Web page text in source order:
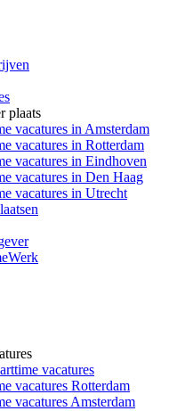
plaats
vacatures in Amsterdam
vacatures in Rotterdam
vacatures in Eindhoven
vacatures in Den Haag
vacatures in Utrecht
vacatures
vacatures Rotterdam
vacatures Amsterdam